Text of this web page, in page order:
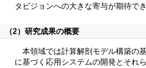
タビジョンへの大きな寄与が期待でき
（2）研究成果の概要
本領域では計算解剖モデル構築の
に基づく応用システムの開発とそれ